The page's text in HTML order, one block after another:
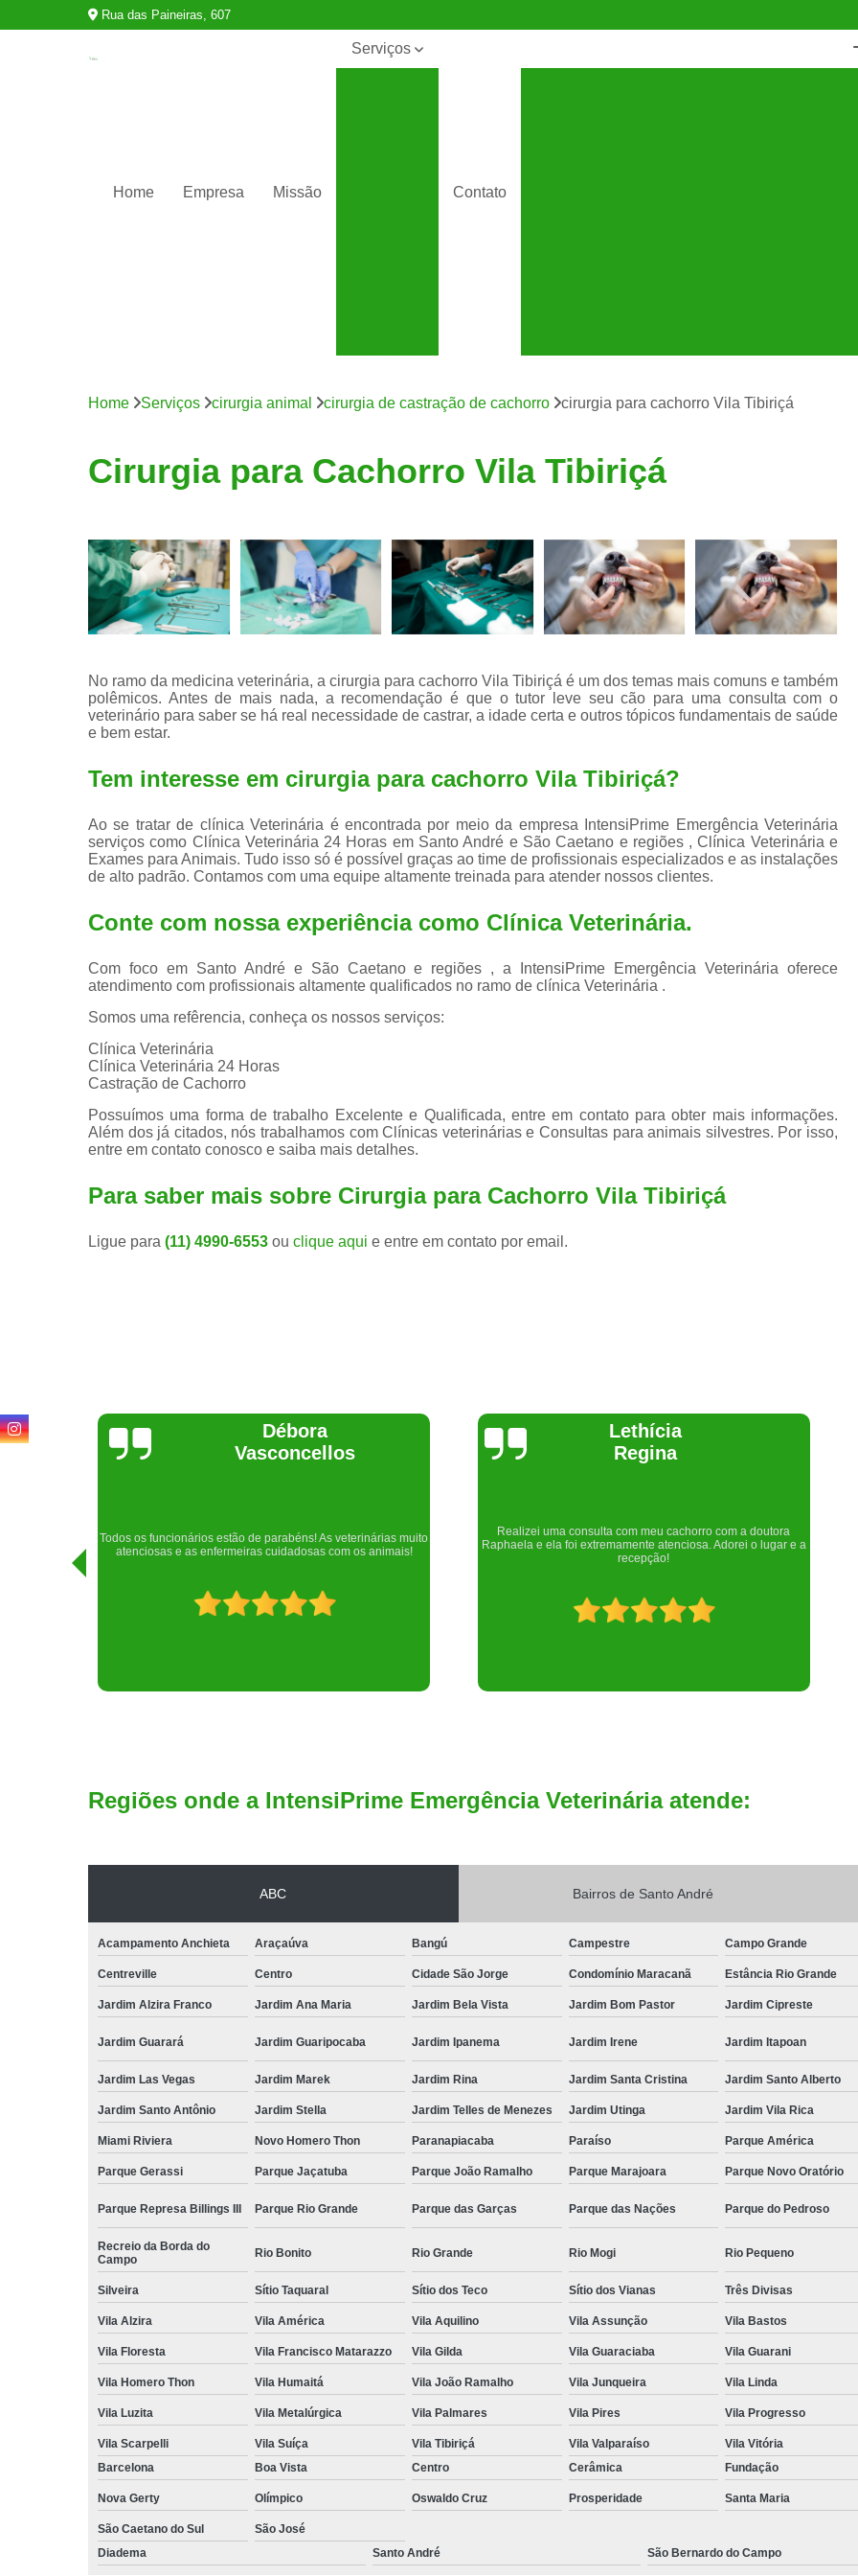
Rua das Paineiras, 607
Home Empresa Missão
Serviços
animais
para
tártaro
Contato
Clínica Veterinária Especializada em Cães
Clínica Veterinária Santo André
Consulta de
Consulta Médica
Consulta Médica Veterinária para
Consulta para
Consulta para Animais Silvestres São
Consulta para Silvestres
Exame de Endoscopia Veterinária
Exame de Raio X para Animais
Exame de Ultrassom para
Exame para Cachorro
Internação para Animais de Estimação
Limpeza de Tártaro em Cachorro
Limpeza Tártaro Santo André
Home Serviços cirurgia animal cirurgia de castração de cachorro cirurgia para cachorro Vila Tibiriçá
Cirurgia para Cachorro Vila Tibiriçá
No ramo da medicina veterinária, a cirurgia para cachorro Vila Tibiriçá é um dos temas mais comuns e também
polêmicos. Antes de mais nada, a recomendação é que o tutor leve seu cão para uma consulta com o
veterinário para saber se há real necessidade de castrar, a idade certa e outros tópicos fundamentais de saúde
e bem estar.
Tem interesse em cirurgia para cachorro Vila Tibiriçá?
Ao se tratar de clínica Veterinária é encontrada por meio da empresa IntensiPrime Emergência Veterinária
serviços como Clínica Veterinária 24 Horas em Santo André e São Caetano e regiões , Clínica Veterinária e
Exames para Animais. Tudo isso só é possível graças ao time de profissionais especializados e as instalações
de alto padrão. Contamos com uma equipe altamente treinada para atender nossos clientes.
Conte com nossa experiência como Clínica Veterinária.
Com foco em Santo André e São Caetano e regiões , a IntensiPrime Emergência Veterinária oferece
atendimento com profissionais altamente qualificados no ramo de clínica Veterinária .
Somos uma refêrencia, conheça os nossos serviços:
Clínica Veterinária
Clínica Veterinária 24 Horas
Castração de Cachorro
Possuímos uma forma de trabalho Excelente e Qualificada, entre em contato para obter mais informações.
Além dos já citados, nós trabalhamos com Clínicas veterinárias e Consultas para animais silvestres. Por isso,
entre em contato conosco e saiba mais detalhes.
Para saber mais sobre Cirurgia para Cachorro Vila Tibiriçá
Ligue para (11) 4990-6553 ou clique aqui e entre em contato por email.
Lethícia
Regina
Realizei uma consulta com meu cachorro com a doutora
Raphaela e ela foi extremamente atenciosa. Adorei o lugar e a
recepção!
Joelma Lilian
Um lugar maravilhoso. Sempre serei grata pelo que fizeram por
nós!
Regiões onde a IntensiPrime Emergência Veterinária atende:
ABC Bairros de Santo André
Acampamento Anchieta Araçaúva Bangú Campestre Campo Grande
Centreville Centro Cidade São Jorge Condomínio Maracanã Estância Rio Grande
Jardim Alzira Franco Jardim Ana Maria Jardim Bela Vista Jardim Bom Pastor Jardim Cipreste
Jardim Guarará Jardim Guaripocaba Jardim Ipanema Jardim Irene Jardim Itapoan
Jardim Las Vegas Jardim Marek Jardim Rina Jardim Santa Cristina Jardim Santo Alberto
Jardim Santo Antônio Jardim Stella Jardim Telles de Menezes Jardim Utinga Jardim Vila Rica
Miami Riviera Novo Homero Thon Paranapiacaba Paraíso Parque América
Parque Gerassi Parque Jaçatuba Parque João Ramalho Parque Marajoara Parque Novo Oratório
Parque Represa Billings III Parque Rio Grande Parque das Garças Parque das Nações Parque do Pedroso
Recreio da Borda do
Campo
Rio Bonito Rio Grande Rio Mogi Rio Pequeno
Silveira Sítio Taquaral Sítio dos Teco Sítio dos Vianas Três Divisas
Vila Alzira Vila América Vila Aquilino Vila Assunção Vila Bastos
Vila Floresta Vila Francisco Matarazzo Vila Gilda Vila Guaraciaba Vila Guarani
Vila Homero Thon Vila Humaitá Vila João Ramalho Vila Junqueira Vila Linda
Vila Luzita Vila Metalúrgica Vila Palmares Vila Pires Vila Progresso
Vila Scarpelli Vila Suíça Vila Tibiriçá Vila Valparaíso Vila Vitória
Barcelona
Boa Vista Centro Cerâmica Fundação
Nova Gerty Olímpico Oswaldo Cruz Prosperidade Santa Maria
São Caetano do Sul
São José
Diadema
Santo André São Bernardo do Campo